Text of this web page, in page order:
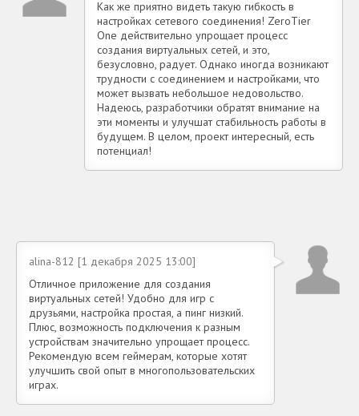
Как же приятно видеть такую гибкость в
настройках сетевого соединения! ZeroTier
One действительно упрощает процесс
создания виртуальных сетей, и это,
безусловно, радует. Однако иногда возникают
трудности с соединением и настройками, что
может вызвать небольшое недовольство.
Надеюсь, разработчики обратят внимание на
эти моменты и улучшат стабильность работы в
будущем. В целом, проект интересный, есть
потенциал!
alina-812 [1 декабря 2025 13:00]
Отличное приложение для создания
виртуальных сетей! Удобно для игр с
друзьями, настройка простая, а пинг низкий.
Плюс, возможность подключения к разным
устройствам значительно упрощает процесс.
Рекомендую всем геймерам, которые хотят
улучшить свой опыт в многопользовательских
играх.